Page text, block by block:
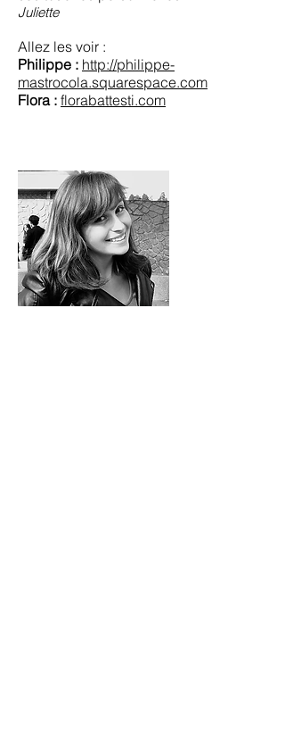
Juliette
Allez les voir :
Philippe : http://philippe-
mastrocola.squarespace.com
Flora : florabattesti.com